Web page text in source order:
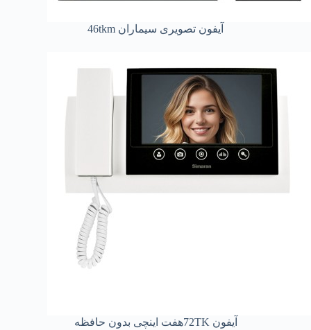
آیفون تصویری سیماران 46tkm
آیفون 72TKهفت اینچی بدون حافظه